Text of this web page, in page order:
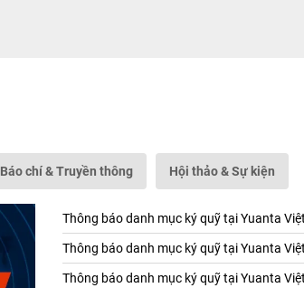
Báo chí & Truyền thông Hội thảo & Sự kiện
Thông báo danh mục ký quỹ tại Yuanta
Thông báo danh mục ký quỹ tại Yuanta
Thông báo danh mục ký quỹ tại Yuanta